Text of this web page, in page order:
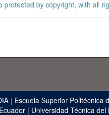
protected by copyright, with all
| Escuela Superior Politécnica
| Universidad Técnica del